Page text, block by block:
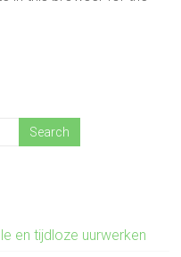
en tijdloze uurwerken